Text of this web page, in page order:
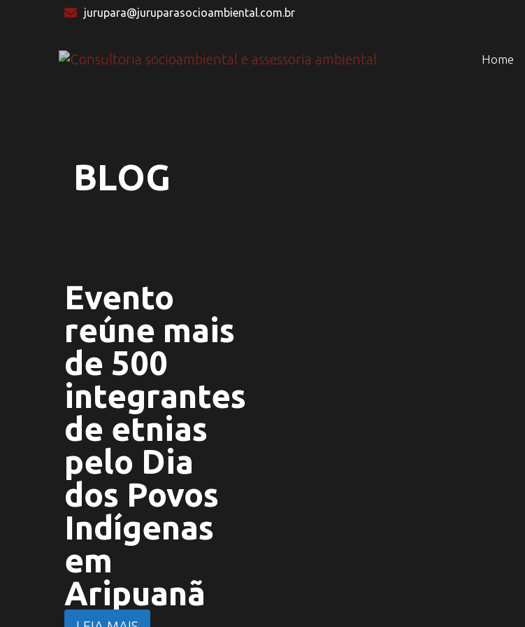
jurupara@juruparasocioambiental.com.br
Home
BLOG
Evento
reúne mais
de 500
integrantes
de etnias
pelo Dia
dos Povos
Indígenas
em
Aripuanã